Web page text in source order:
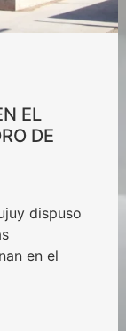
EL
DE
dispuso
en el